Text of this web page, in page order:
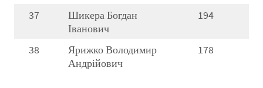
37
Шикера Богдан
Іванович
194
38
Ярижко Володимир
Андрійович
178